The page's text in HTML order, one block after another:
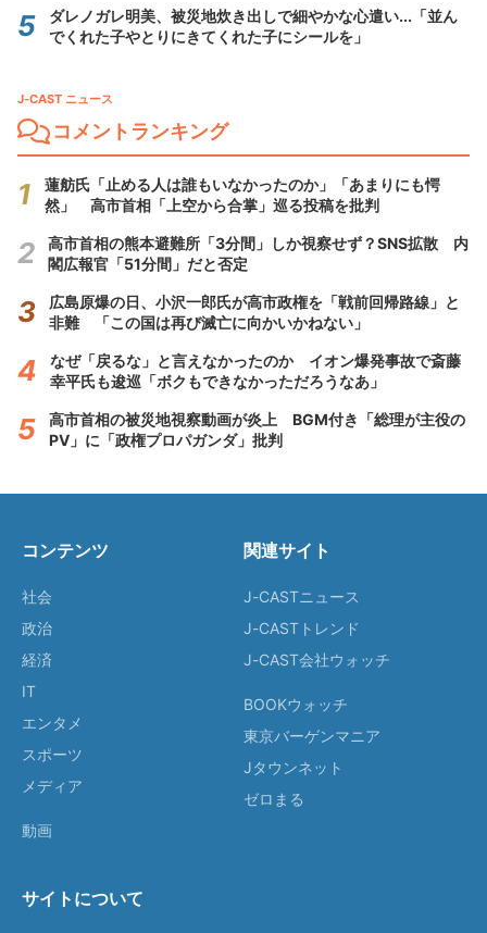
ダレノガレ明美、被災地炊き出しで細やかな心遣い...「並ん
でくれた子やとりにきてくれた子にシールを」
J-CAST ニュース
コメントランキング
蓮舫氏「止める人は誰もいなかったのか」「あまりにも愕
然」 高市首相「上空から合掌」巡る投稿を批判
高市首相の熊本避難所「3分間」しか視察せず？SNS拡散 内
閣広報官「51分間」だと否定
広島原爆の日、小沢一郎氏が高市政権を「戦前回帰路線」と
非難 「この国は再び滅亡に向かいかねない」
なぜ「戻るな」と言えなかったのか イオン爆発事故で斎藤
幸平氏も逡巡「ボクもできなかっただろうなあ」
高市首相の被災地視察動画が炎上 BGM付き「総理が主役の
PV」に「政権プロパガンダ」批判
コンテンツ
社会
政治
経済
IT
エンタメ
スポーツ
メディア
動画
関連サイト
J-CASTニュース
J-CASTトレンド
J-CAST会社ウォッチ
BOOKウォッチ
東京バーゲンマニア
Jタウンネット
ゼロまる
サイトについて